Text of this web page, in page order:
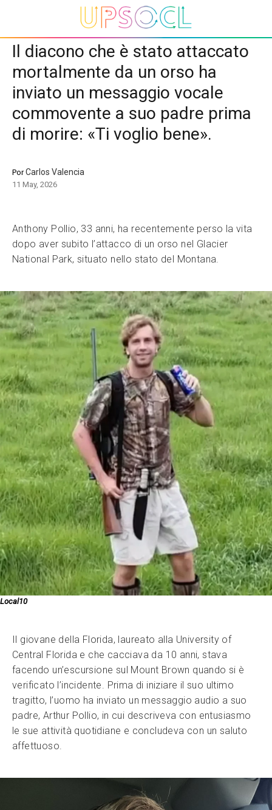
Il diacono che è stato attaccato
mortalmente da un orso ha
inviato un messaggio vocale
commovente a suo padre prima
di morire: «Ti voglio bene».
PorCarlos Valencia
11 May, 2026
Anthony Pollio, 33 anni, ha recentemente perso la vita
dopo aver subito l’attacco di un orso nel Glacier
National Park, situato nello stato del Montana.
Local10
Il giovane della Florida, laureato alla University of
Central Florida e che cacciava da 10 anni, stava
facendo un’escursione sul Mount Brown quando si è
verificato l’incidente. Prima di iniziare il suo ultimo
tragitto, l’uomo ha inviato un messaggio audio a suo
padre, Arthur Pollio, in cui descriveva con entusiasmo
le sue attività quotidiane e concludeva con un saluto
affettuoso.